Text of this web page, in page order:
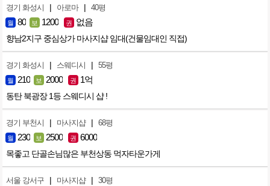
경기 화성시 | 아로마 | 40평
월 80 보 1200 권 없음
향남2지구 중심상가 마사지샵 임대(건물임대인 직접)
경기 화성시 | 스웨디시 | 55평
월 210 보 2000 권 1억
동탄 북광장 1등 스웨디시 샵 !
경기 부천시 | 마사지샵 | 68평
월 230 보 2500 권 6000
목좋고 단골손님많은 부천상동 먹자타운가게
서울 강서구 | 마사지샵 | 30평